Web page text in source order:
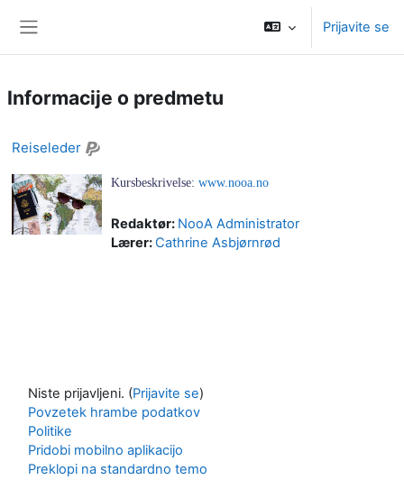
Prijavite se
Informacije o predmetu
Reiseleder
Kursbeskrivelse: www.nooa.no
Redaktør: NooA Administrator
Lærer:Cathrine Asbjørnrød
Niste prijavljeni. (Prijavite se)
Povzetek hrambe podatkov
Politike
Pridobi mobilno aplikacijo
Preklopi na standardno temo